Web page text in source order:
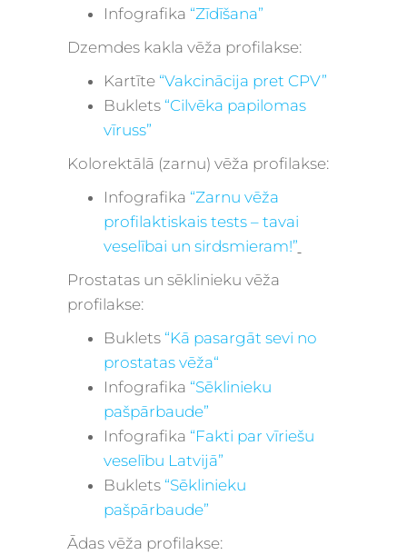
Infografika “Zīdīšana”
Dzemdes kakla vēža profilakse:
Kartīte “Vakcinācija pret CPV”
Buklets “Cilvēka papilomas
vīruss”
Kolorektālā (zarnu) vēža profilakse:
Infografika “Zarnu vēža
profilaktiskais tests – tavai
veselībai un sirdsmieram!”
Prostatas un sēklinieku vēža
profilakse:
Buklets “Kā pasargāt sevi no
prostatas vēža“
Infografika “Sēklinieku
pašpārbaude”
Infografika “Fakti par vīriešu
veselību Latvijā”
Buklets “Sēklinieku
pašpārbaude”
Ādas vēža profilakse: